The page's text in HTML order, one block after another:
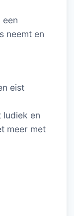
een
neemt en
eist
ludiek en
meer met